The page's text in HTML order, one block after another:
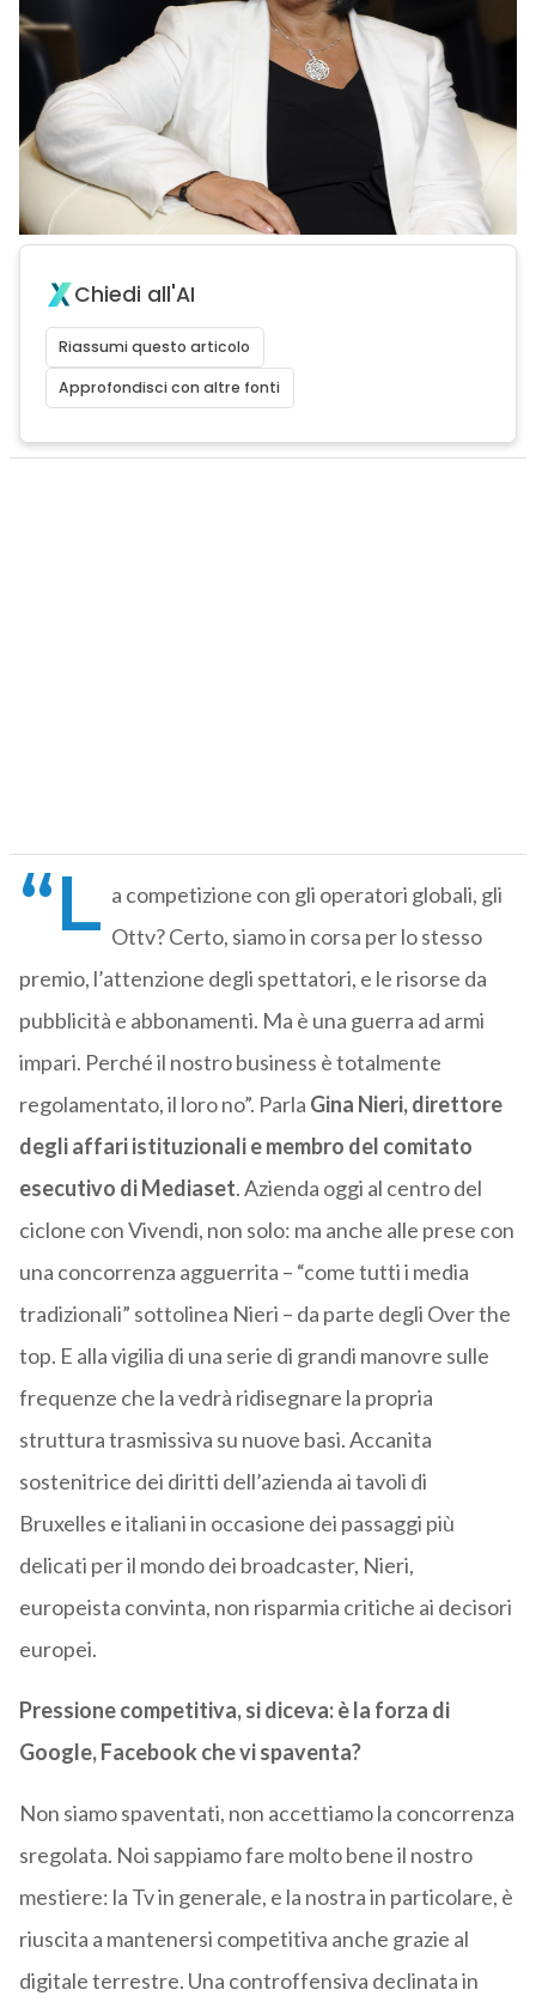
Chiedi all'AI
Riassumi questo articolo
Approfondisci con altre fonti
“L a competizione con gli operatori globali, gli
Ottv? Certo, siamo in corsa per lo stesso
premio, l’attenzione degli spettatori, e le risorse da
pubblicità e abbonamenti. Ma è una guerra ad armi
impari. Perché il nostro business è totalmente
regolamentato, il loro no”. Parla Gina Nieri, direttore
degli affari istituzionali e membro del comitato
esecutivo di Mediaset. Azienda oggi al centro del
ciclone con Vivendi, non solo: ma anche alle prese con
una concorrenza agguerrita – “come tutti i media
tradizionali” sottolinea Nieri – da parte degli Over the
top. E alla vigilia di una serie di grandi manovre sulle
frequenze che la vedrà ridisegnare la propria
struttura trasmissiva su nuove basi. Accanita
sostenitrice dei diritti dell’azienda ai tavoli di
Bruxelles e italiani in occasione dei passaggi più
delicati per il mondo dei broadcaster, Nieri,
europeista convinta, non risparmia critiche ai decisori
europei.
Pressione competitiva, si diceva: è la forza di
Google, Facebook che vi spaventa?
Non siamo spaventati, non accettiamo la concorrenza
sregolata. Noi sappiamo fare molto bene il nostro
mestiere: la Tv in generale, e la nostra in particolare, è
riuscita a mantenersi competitiva anche grazie al
digitale terrestre. Una controffensiva declinata in